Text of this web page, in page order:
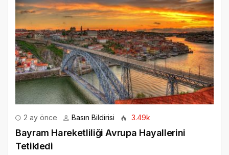
2 ay önce Basın Bildirisi 3.49k
Bayram Hareketliliği Avrupa Hayallerini
Tetikledi